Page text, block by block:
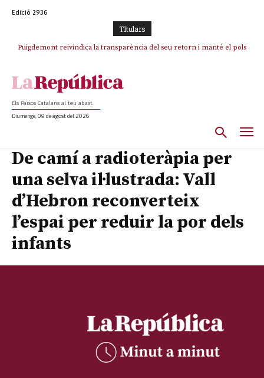
Edició 2936
TItulars
Puigdemont reivindica la transparència del seu retorn i manté el pols
Els Països Catalans al teu abast
Diumenge, 09 de agost del 2026
De camí a radioteràpia per
una selva il·lustrada: Vall
d’Hebron reconverteix
l’espai per reduir la por dels
infants